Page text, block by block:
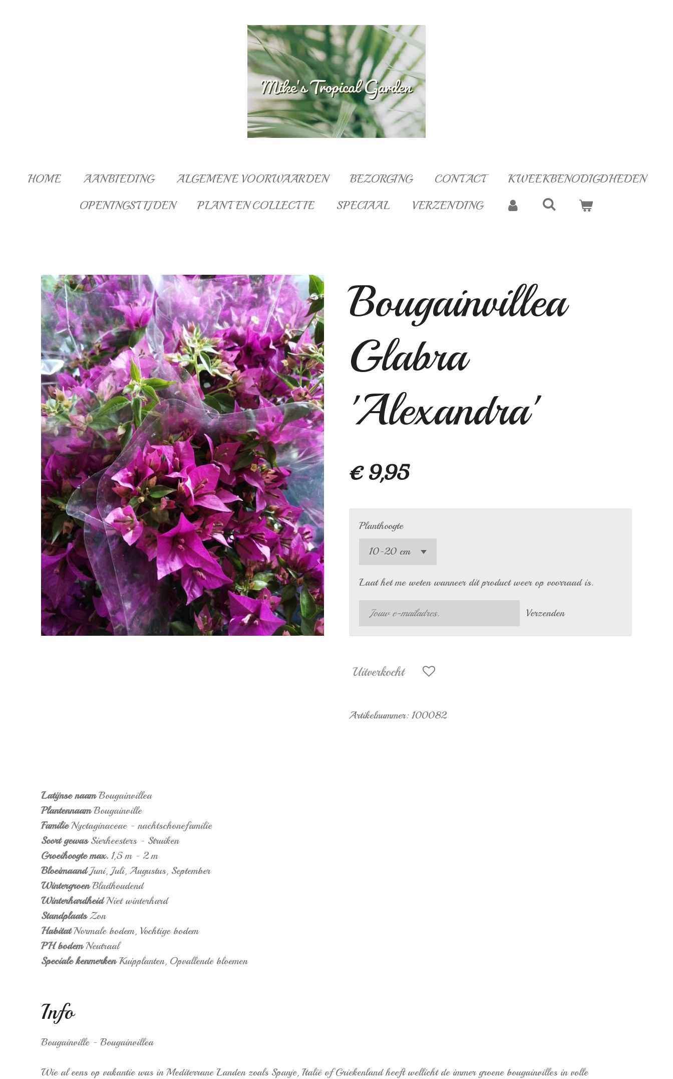
HOME AANBIEDING ALGEMENE VOORWAARDEN BEZORGING CONTACT KWEEKBENODIGDHEDEN
OPENINGSTIJDEN PLANTEN COLLECTIE SPECIAAL VERZENDING
Bougainvillea
Glabra
'Alexandra'
€ 9,95
Planthoogte
Laat het me weten wanneer dit product weer op voorraad is.
Verzenden
Uitverkocht
Artikelnummer: 100082
Latijnse naamBougainvillea
PlantennaamBougainville
FamilieNyctaginaceae - nachtschonefamilie
Soort gewas Sierheesters - Struiken
Groeihoogte max. 1,5 m - 2 m
Bloeimaand Juni, Juli, Augustus, September
WintergroenBladhoudend
WinterhardheidNiet winterhard
StandplaatsZon
HabitatNormale bodem, Vochtige bodem
PH bodemNeutraal
Speciale kenmerkenKuipplanten, Opvallende bloemen
Info
Bougainville - Bougainvillea
Wie al eens op vakantie was in Mediterrane Landen zoals Spanje, Italië of Griekenland heeft wellicht de immer groene bougainvilles in volle